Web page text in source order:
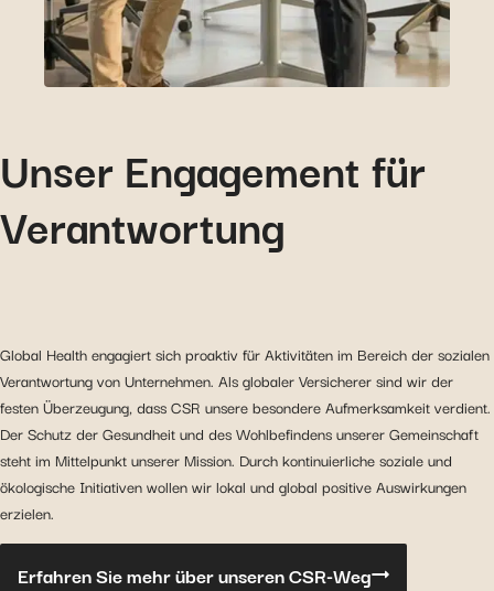
Unser Engagement für
Verantwortung
Global Health engagiert sich proaktiv für Aktivitäten im Bereich der sozialen
Verantwortung von Unternehmen. Als globaler Versicherer sind wir der
festen Überzeugung, dass CSR unsere besondere Aufmerksamkeit verdient.
Der Schutz der Gesundheit und des Wohlbefindens unserer Gemeinschaft
steht im Mittelpunkt unserer Mission. Durch kontinuierliche soziale und
ökologische Initiativen wollen wir lokal und global positive Auswirkungen
erzielen.
Erfahren Sie mehr über unseren CSR-Weg